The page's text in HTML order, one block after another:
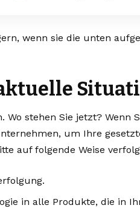
wenn sie die unten
stehen Sie jetzt? Wenn
um Ihre
auf folgende Weise
in alle Produkte, die in